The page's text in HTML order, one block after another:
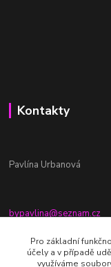
Kontakty
Pavlína Urbanová
bypavlina@seznam.cz
+420774917196
Fb stránka - By pavlina
Pro základní
účely a v případě
využíváme